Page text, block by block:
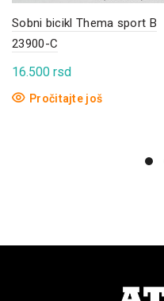
Sobni bicikl Thema sport B
23900-C
16.500 rsd
Pročitajte još